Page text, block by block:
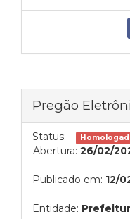
Pregão
Status:
Abertura: 26/02/
Publicado em: 12/
Entidade: